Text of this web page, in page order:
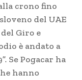
crono fino
del UAE
Giro e
è andato a
Se Pogacar ha
hanno